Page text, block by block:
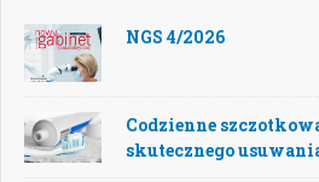
NGS 4/2026
Codzienne
skutecznego